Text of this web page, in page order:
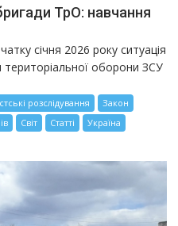
ТрО: навчання
січня 2026 року ситуація
територіальної оборони ЗСУ
розслідування
Закон
Світ Статті
Україна